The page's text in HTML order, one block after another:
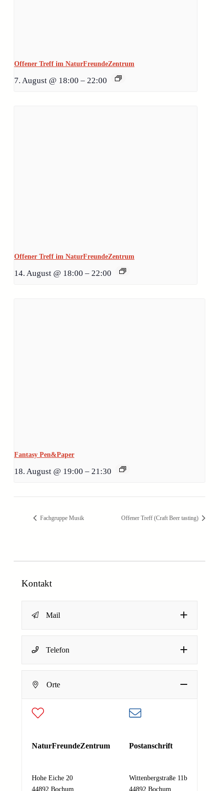
Offener Treff im NaturFreundeZentrum
7. August @ 18:00 – 22:00
Offener Treff im NaturFreundeZentrum
14. August @ 18:00 – 22:00
Fantasy Pen&Paper
18. August @ 19:00 – 21:30
Fachgruppe Musik Offener Treff (Craft Beer tasting)
Kontakt
Mail
a
c
r
i
c
N
e
E
Dein Name
E-Mail-Adresse*
Nachricht*
Absenden
Telefon
Orte
NaturFreundeZentrum
Hohe Eiche 20
44892 Bochum
Postanschrift
Wittenbergstraße 11b
44892 Bochum